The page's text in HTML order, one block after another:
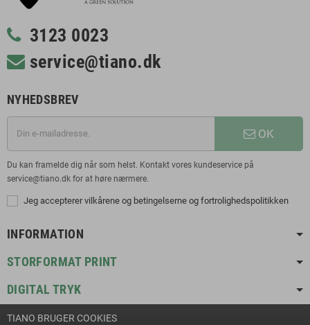
3123 0023
service@tiano.dk
NYHEDSBREV
OK
Du kan framelde dig når som helst. Kontakt vores kundeservice på
service@tiano.dk for at høre nærmere.
Jeg accepterer vilkårene og betingelserne og fortrolighedspolitikken
INFORMATION
STORFORMAT PRINT
DIGITAL TRYK
TIANO BRUGER COOKIES